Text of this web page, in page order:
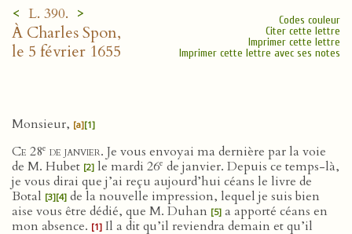
< L. 390. >
À Charles Spon,
le 5 février 1655
Codes couleur
Citer cette lettre
Imprimer cette lettre
Imprimer cette lettre avec ses notes
Monsieur, [a][1]
Ce 28e de janvier. Je vous envoyai ma dernière par la voie
de M. Hubet [2] le mardi 26e de janvier. Depuis ce temps-là,
je vous dirai que j’ai reçu aujourd’hui céans le livre de
Botal [3][4] de la nouvelle impression, lequel je suis bien
aise vous être dédié, que M. Duhan [5] a apporté céans en
mon absence. [1] Il a dit qu’il reviendra demain et qu’il